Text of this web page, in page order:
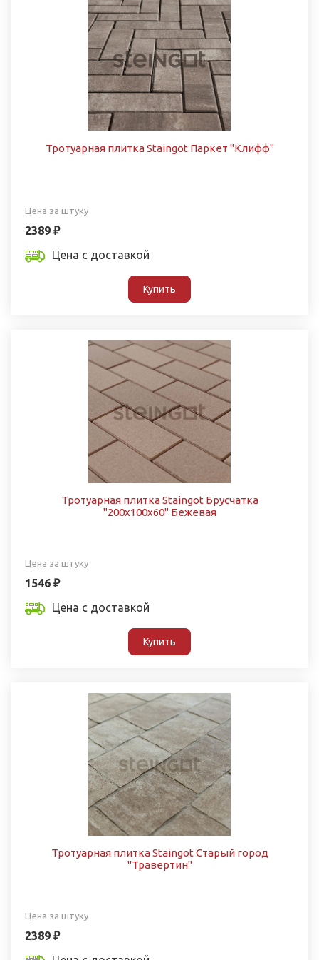
Тротуарная плитка Staingot Паркет "Клифф"
Цена за штуку
2389 ₽
Цена с доставкой
Купить
Тротуарная плитка Staingot Брусчатка
"200х100х60" Бежевая
Цена за штуку
1546 ₽
Цена с доставкой
Купить
Тротуарная плитка Staingot Старый город
"Травертин"
Цена за штуку
2389 ₽